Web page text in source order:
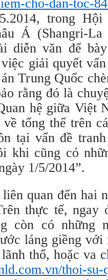
cho-dan-toc-
trong
Á (Shangri-La
diễn văn để
giải quyết
Trung Quốc
rằng đó là
hệ giữa Việt
tổng thể trên
tại vấn đề
khi cũng có
1/5/2014”.
quan đến hai
thực tế, ngay
còn có những
láng giềng với
thổ, hoặc va
thoi-su-